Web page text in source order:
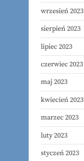
wrzesień 2023
sierpień 2023
lipiec 2023
czerwiec 2023
maj 2023
kwiecień 2023
marzec 2023
luty 2023
styczeń 2023